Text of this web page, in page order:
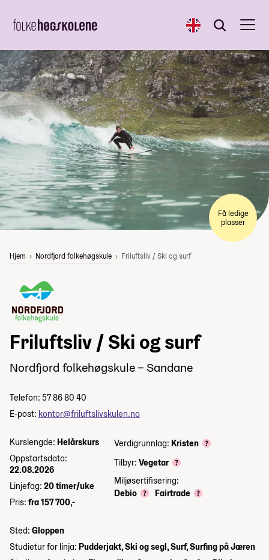
English Søk
Søk
Få ledige
plasser
Hjem Nordfjord folkehøgskule Friluftsliv / Ski og surf
Friluftsliv / Ski og surf
Nordfjord folkehøgskule – Sandane
Telefon: 57 86 80 40
E-post: kontor@friluftslivskulen.no
Kurslengde: Helårskurs
Oppstartsdato:
22.08.2026
Linjefag: 20 timer/uke
Pris: fra 157 700,-
Verdigrunnlag: Kristen
Tilbyr:Vegetar
Miljøsertifisering:
Debio
Fairtrade
Sted: Gloppen
Studietur for linja: Pudderjakt, Ski og segl, Surf, Surfing på Jæren